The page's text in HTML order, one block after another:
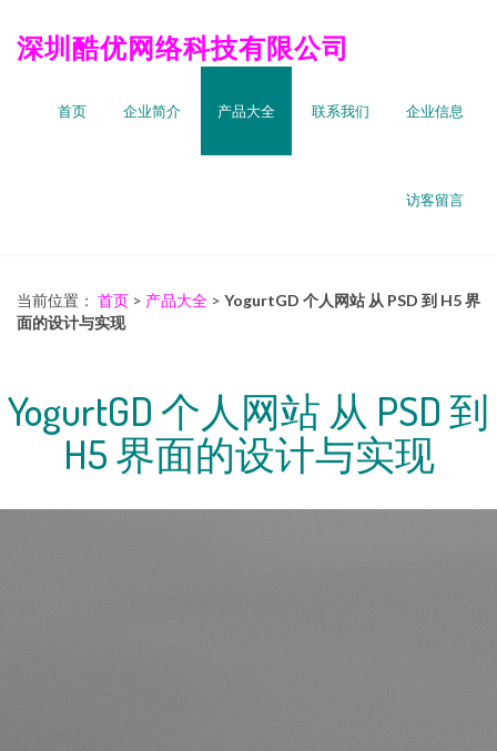
深圳酷优网络科技有限公司
首页 企业简介 产品大全 联系我们 企业信息
访客留言
当前位置： 首页 > 产品大全 > YogurtGD 个人网站 从 PSD 到 H5 界
面的设计与实现
YogurtGD 个人网站 从 PSD 到
H5 界面的设计与实现